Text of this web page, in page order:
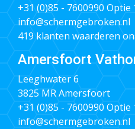
+31 (0)85 - 7600990 Optie
info@schermgebroken.nl
419 klanten waarderen
Amersfoort
Leeghwater 6
3825 MR Amersfoort
+31 (0)85 - 7600990 Optie
info@schermgebroken.nl